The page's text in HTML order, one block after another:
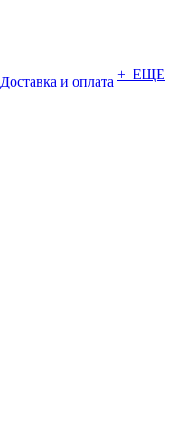
Доставка и оплата + ЕЩЕ